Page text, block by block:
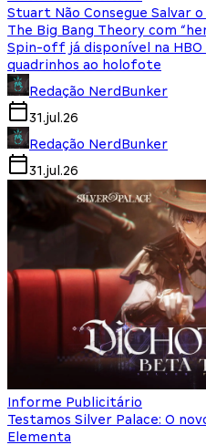
Stuart Não Consegue Salvar
The Big Bang Theory com
Spin-off já disponível na HBO
quadrinhos ao holofote
Redação NerdBunker
31.jul.26
Redação NerdBunker
31.jul.26
Informe Publicitário
Testamos Silver Palace: O
Elementa